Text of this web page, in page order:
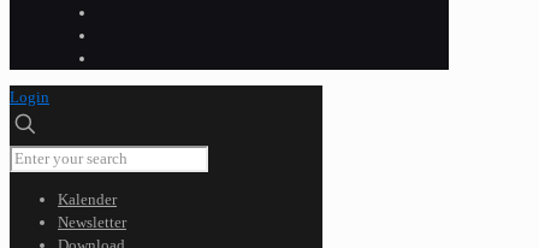
Login
Kalender
Newsletter